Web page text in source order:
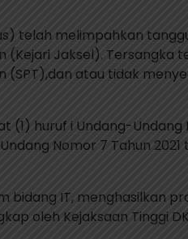
telah melimpahkan
Jaksel). Tersangka
atau tidak
huruf i Undang-
Nomor 7 Tahun
bidang IT, menghasilkan
oleh Kejaksaan Tinggi